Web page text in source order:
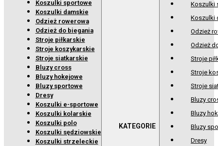
Koszulki sportowe
Koszulki damskie
Odzież rowerowa
Odzież do biegania
Stroje piłkarskie
Stroje koszykarskie
Stroje siatkarskie
Bluzy cross
Bluzy hokejowe
Bluzy sportowe
Dresy
Koszulki e-sportowe
Koszulki kolarskie
Koszulki polo
Koszulki sędziowskie
Koszulki strzeleckie
Koszulki
Koszulki
Odzież
Odzież
Stroje
Stroje
Stroje
Bluzy
Bluzy
Bluzy
Dresy